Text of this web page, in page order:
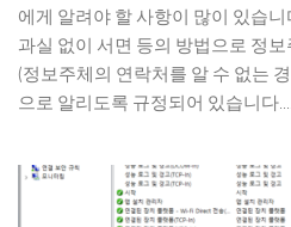
에게 알려야 할 사항이 많이 있습
과실 없이 서면 등의 방법으로 정
(정보주체의 연락처를 알 수 없는
으로 알리도록 규정되어 있습니다....